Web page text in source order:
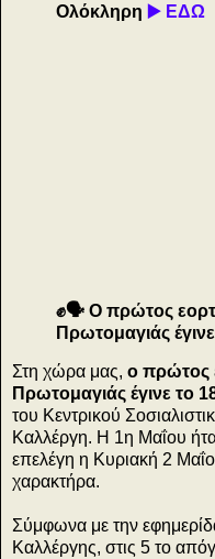
Ολόκληρη ▶️ ΕΔΩ
✊🗣 Ο πρώτος
Πρωτομαγιάς
Στη χώρα μας, ο πρώτος
Πρωτομαγιάς έγινε το
του Κεντρικού
Καλλέργη. Η 1η Μαΐου
επελέγη η Κυριακή 2
χαρακτήρα.
Σύμφωνα με την
Καλλέργης, στις 5 το